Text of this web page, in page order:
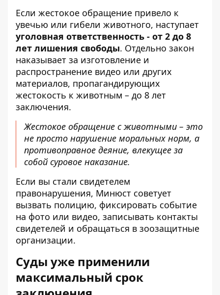
Если жестокое обращение привело к
увечью или гибели животного, наступает
уголовная ответственность - от 2 до 8
лет лишения свободы. Отдельно закон
наказывает за изготовление и
распространение видео или других
материалов, пропагандирующих
жестокость к животным – до 8 лет
заключения.
Жестокое обращение с животными – это
не просто нарушение моральных норм, а
противоправное деяние, влекущее за
собой суровое наказание.
Если вы стали свидетелем
правонарушения, Минюст советует
вызвать полицию, фиксировать событие
на фото или видео, записывать контакты
свидетелей и обращаться в зоозащитные
организации.
Суды уже применили
максимальный срок